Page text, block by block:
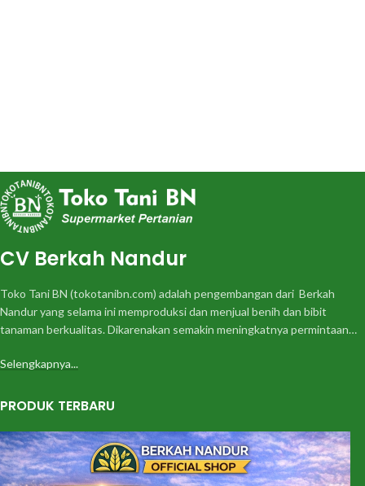
CV Berkah Nandur
Toko Tani BN (tokotanibn.com) adalah pengembangan dari Berkah
Nandur yang selama ini memproduksi dan menjual benih dan bibit
tanaman berkualitas. Dikarenakan semakin meningkatnya permintaan…
Selengkapnya...
PRODUK TERBARU